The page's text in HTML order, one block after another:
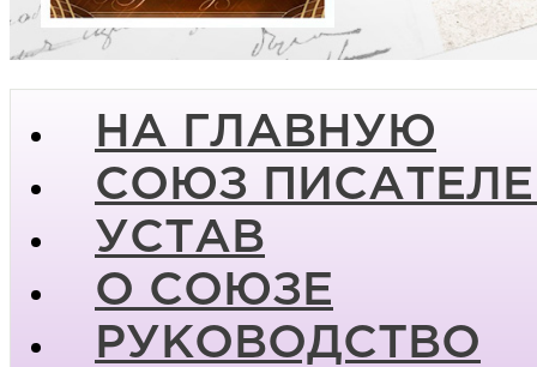
НА ГЛАВНУЮ
СОЮЗ
УСТАВ
О СОЮЗЕ
РУКОВОДСТВО